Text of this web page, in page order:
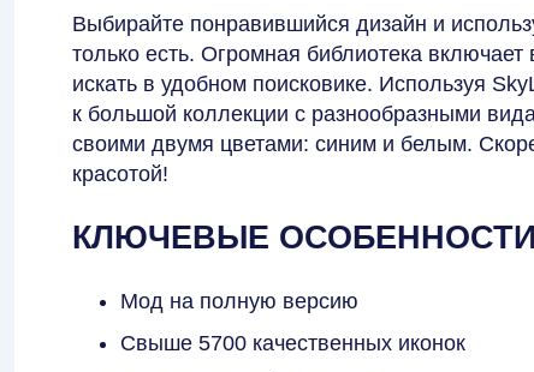
Выбирайте понравившийся дизайн и
только есть. Огромная библиотека
искать в удобном поисковике. Используя
к большой коллекции с разнообразными
своими двумя цветами: синим и белым.
красотой!
КЛЮЧЕВЫЕ
Мод на полную версию
Свыше 5700 качественных иконок